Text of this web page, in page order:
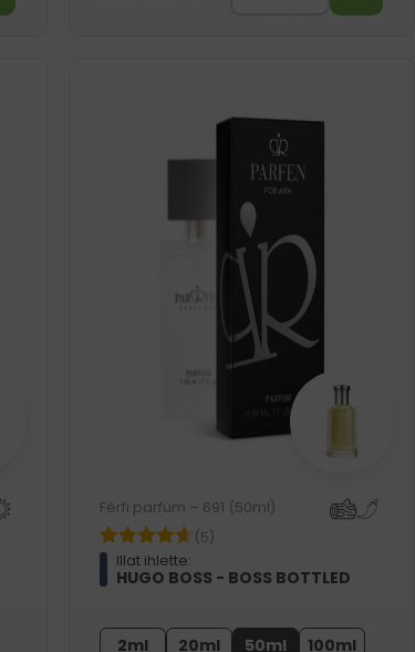
Férfi parfüm – 691 (50ml)
(5)
Illat ihlette:
HUGO BOSS - BOSS BOTTLED
2ml 20ml 50ml 100ml